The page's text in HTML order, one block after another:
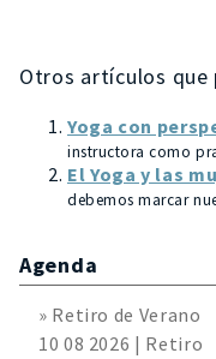
Otros artículos
Yoga con
instructora como
El Yoga y las
debemos marcar
Agenda
» Retiro de Verano
10 08 2026 | Retiro